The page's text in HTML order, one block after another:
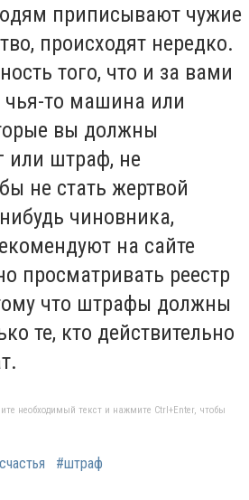
приписывают чужие
происходят нередко.
того, что и за вами
чья-то машина или
вы должны
или штраф, не
не стать жертвой
чиновника,
на сайте
просматривать реестр
что штрафы должны
те, кто действительно
необходимый текст и нажмите Ctrl+Enter, чтобы
#штраф